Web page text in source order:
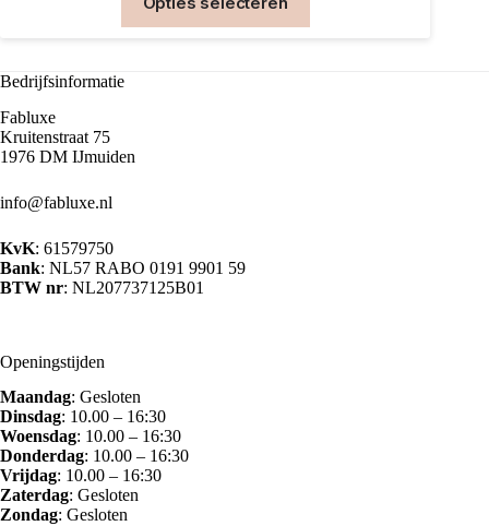
was:
€34.99.
is:
€20.00.
heeft
Bedrijfsinformatie
Fabluxe
Kruitenstraat 75
1976 DM IJmuiden
info@fabluxe.nl
KvK: 61579750
Bank: NL57 RABO 0191 9901 59
BTW nr: NL207737125B01
Openingstijden
Maandag: Gesloten
Dinsdag: 10.00 – 16:30
Woensdag: 10.00 – 16:30
Donderdag: 10.00 – 16:30
Vrijdag: 10.00 – 16:30
Zaterdag: Gesloten
Zondag: Gesloten